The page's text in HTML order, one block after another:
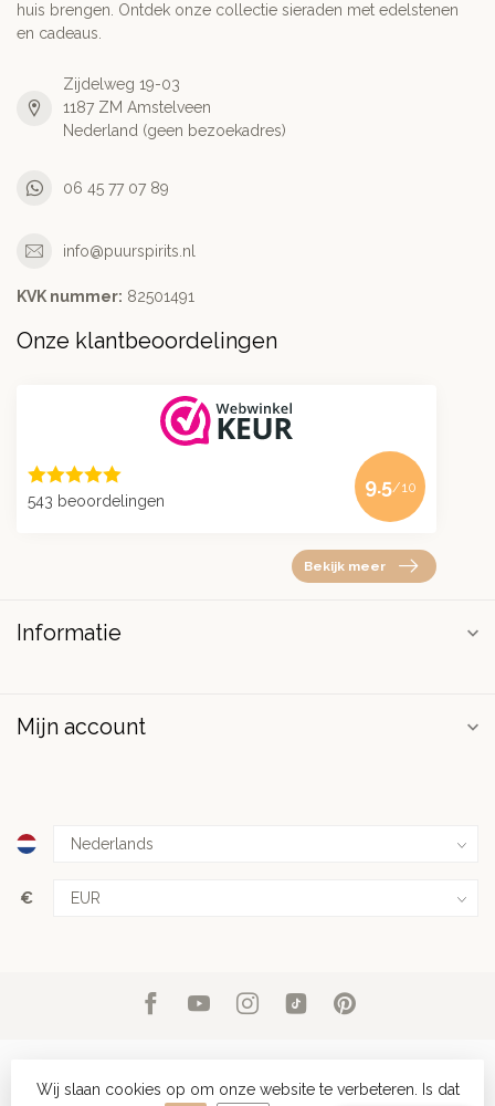
huis brengen. Ontdek onze collectie sieraden met edelstenen
en cadeaus.
Zijdelweg 19-03
1187 ZM Amstelveen
Nederland (geen bezoekadres)
06 45 77 07 89
info@puurspirits.nl
KVK nummer: 82501491
Onze klantbeoordelingen
543 beoordelingen
9.5/10
Bekijk meer
Informatie
Mijn account
€
© Copyright 2026 PuurSpirits.nl- Powered byLightspeed-
Wij slaan cookies op om onze website te verbeteren. Is dat